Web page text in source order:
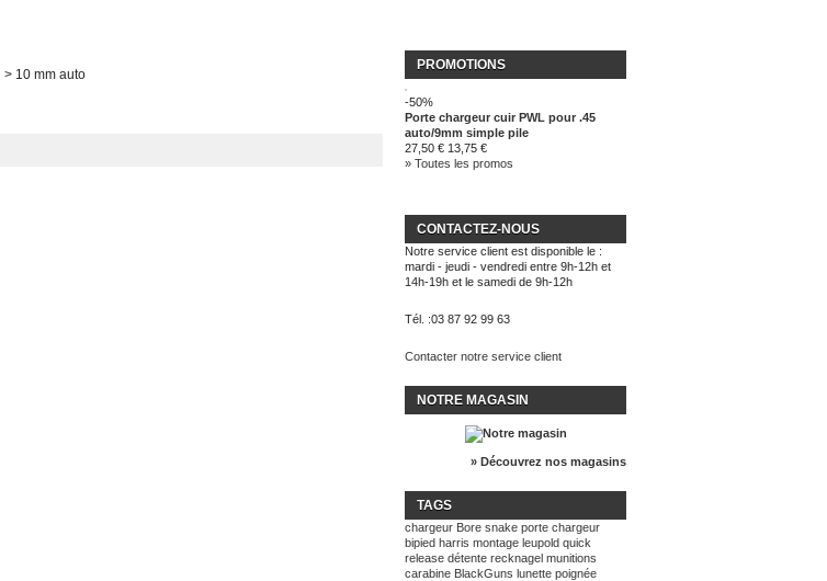
> 10 mm auto
PROMOTIONS
-50%
Porte chargeur cuir PWL pour .45
auto/9mm simple pile
27,50 € 13,75 €
» Toutes les promos
CONTACTEZ-NOUS
Notre service client est disponible le :
mardi - jeudi - vendredi entre 9h-12h et
14h-19h et le samedi de 9h-12h
Tél. :03 87 92 99 63
Contacter notre service client
NOTRE MAGASIN
» Découvrez nos magasins
TAGS
chargeur Bore snake porte chargeur
bipied harris montage leupold quick
release détente recknagel munitions
carabine BlackGuns lunette poignée